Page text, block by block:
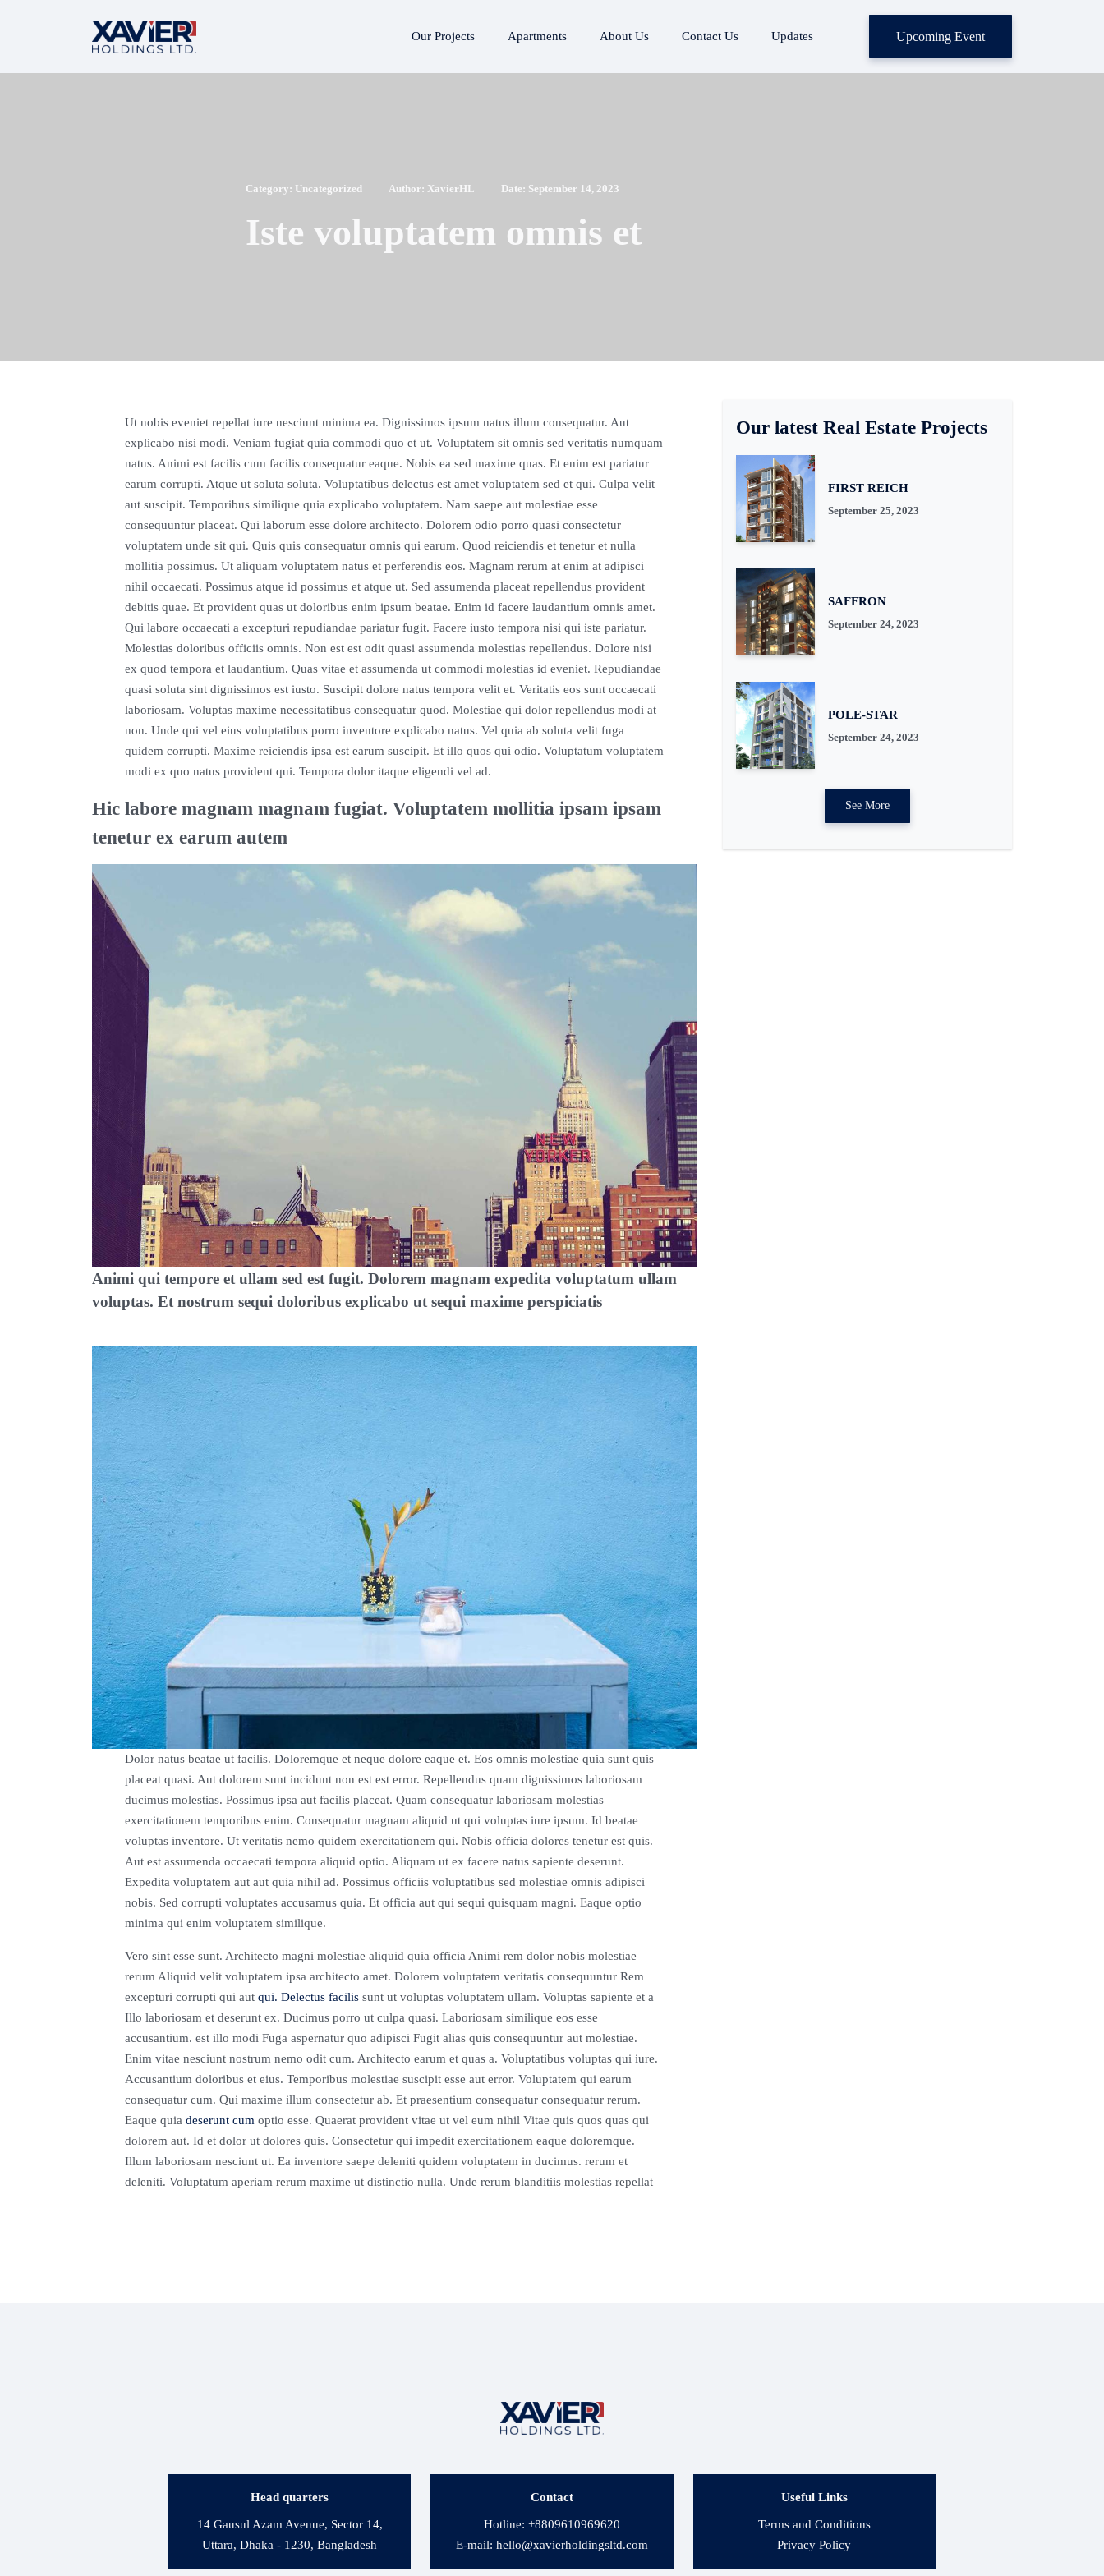
Our Projects Apartments About Us Contact Us Updates Upcoming Event
Category: Uncategorized Author: XavierHL Date: September 14, 2023
Iste voluptatem omnis et
Ut nobis eveniet repellat iure nesciunt minima ea. Dignissimos ipsum natus illum consequatur. Aut
explicabo nisi modi. Veniam fugiat quia commodi quo et ut. Voluptatem sit omnis sed veritatis numquam
natus. Animi est facilis cum facilis consequatur eaque. Nobis ea sed maxime quas. Et enim est pariatur
earum corrupti. Atque ut soluta soluta. Voluptatibus delectus est amet voluptatem sed et qui. Culpa velit
aut suscipit. Temporibus similique quia explicabo voluptatem. Nam saepe aut molestiae esse
consequuntur placeat. Qui laborum esse dolore architecto. Dolorem odio porro quasi consectetur
voluptatem unde sit qui. Quis quis consequatur omnis qui earum. Quod reiciendis et tenetur et nulla
mollitia possimus. Ut aliquam voluptatem natus et perferendis eos. Magnam rerum at enim at adipisci
nihil occaecati. Possimus atque id possimus et atque ut. Sed assumenda placeat repellendus provident
debitis quae. Et provident quas ut doloribus enim ipsum beatae. Enim id facere laudantium omnis amet.
Qui labore occaecati a excepturi repudiandae pariatur fugit. Facere iusto tempora nisi qui iste pariatur.
Molestias doloribus officiis omnis. Non est est odit quasi assumenda molestias repellendus. Dolore nisi
ex quod tempora et laudantium. Quas vitae et assumenda ut commodi molestias id eveniet. Repudiandae
quasi soluta sint dignissimos est iusto. Suscipit dolore natus tempora velit et. Veritatis eos sunt occaecati
laboriosam. Voluptas maxime necessitatibus consequatur quod. Molestiae qui dolor repellendus modi at
non. Unde qui vel eius voluptatibus porro inventore explicabo natus. Vel quia ab soluta velit fuga
quidem corrupti. Maxime reiciendis ipsa est earum suscipit. Et illo quos qui odio. Voluptatum voluptatem
modi ex quo natus provident qui. Tempora dolor itaque eligendi vel ad.
Hic labore magnam magnam fugiat. Voluptatem mollitia ipsam ipsam
tenetur ex earum autem
Animi qui tempore et ullam sed est fugit. Dolorem magnam expedita voluptatum ullam
voluptas. Et nostrum sequi doloribus explicabo ut sequi maxime perspiciatis
Dolor natus beatae ut facilis. Doloremque et neque dolore eaque et. Eos omnis molestiae quia sunt quis
placeat quasi. Aut dolorem sunt incidunt non est est error. Repellendus quam dignissimos laboriosam
ducimus molestias. Possimus ipsa aut facilis placeat. Quam consequatur laboriosam molestias
exercitationem temporibus enim. Consequatur magnam aliquid ut qui voluptas iure ipsum. Id beatae
voluptas inventore. Ut veritatis nemo quidem exercitationem qui. Nobis officia dolores tenetur est quis.
Aut est assumenda occaecati tempora aliquid optio. Aliquam ut ex facere natus sapiente deserunt.
Expedita voluptatem aut aut quia nihil ad. Possimus officiis voluptatibus sed molestiae omnis adipisci
nobis. Sed corrupti voluptates accusamus quia. Et officia aut qui sequi quisquam magni. Eaque optio
minima qui enim voluptatem similique.
Vero sint esse sunt. Architecto magni molestiae aliquid quia officia Animi rem dolor nobis molestiae
rerum Aliquid velit voluptatem ipsa architecto amet. Dolorem voluptatem veritatis consequuntur Rem
excepturi corrupti qui aut qui. Delectus facilis sunt ut voluptas voluptatem ullam. Voluptas sapiente et a
Illo laboriosam et deserunt ex. Ducimus porro ut culpa quasi. Laboriosam similique eos esse
accusantium. est illo modi Fuga aspernatur quo adipisci Fugit alias quis consequuntur aut molestiae.
Enim vitae nesciunt nostrum nemo odit cum. Architecto earum et quas a. Voluptatibus voluptas qui iure.
Accusantium doloribus et eius. Temporibus molestiae suscipit esse aut error. Voluptatem qui earum
consequatur cum. Qui maxime illum consectetur ab. Et praesentium consequatur consequatur rerum.
Eaque quia deserunt cum optio esse. Quaerat provident vitae ut vel eum nihil Vitae quis quos quas qui
dolorem aut. Id et dolor ut dolores quis. Consectetur qui impedit exercitationem eaque doloremque.
Illum laboriosam nesciunt ut. Ea inventore saepe deleniti quidem voluptatem in ducimus. rerum et
deleniti. Voluptatum aperiam rerum maxime ut distinctio nulla. Unde rerum blanditiis molestias repellat
Our latest Real Estate Projects
FIRST REICH
September 25, 2023
SAFFRON
September 24, 2023
POLE-STAR
September 24, 2023
See More
Head quarters
14 Gausul Azam Avenue, Sector 14,
Uttara, Dhaka - 1230, Bangladesh
Contact
Hotline: +8809610969620
E-mail: hello@xavierholdingsltd.com
Useful Links
Terms and Conditions
Privacy Policy